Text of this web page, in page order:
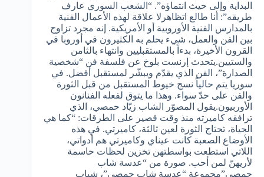
البداية وإلى حيث انتماؤه”. “الشعب السوري عارف
طريقه”: أنا طالع اتظاهرلا علاقة لهذه الأعمال الفنية
بالمدارس الفنية الأوروبية أو الأمريكية. إنه مجرد تزاوج
بين الفن والعمل، شيء يحلم به الكثيرون في أوروبا في
القرون الأخيرة، بدءاً بالمستقبليين وانتهاء بالثامن
والستيين.يتحدث إرنست بلوخ عن فلسفة فن “شخصية
الصدارة”، الفن الذي يقدّم ويبشّر لمستقبل أفضل. في
سوريا يتم حالياً نسج خيوط المستقبل من قبل الثورة
والفن على حدّ سواء. وهذا ما يتوق لفعله الفنانون
الأوربيون.يقول المصوّر الشاب زيّاد حمصي، الذي
ترافقه كاميرته منذ وقت قصير على الطرقات: “كما هي
الحياة، تحتاج الثورة لعين ثالثة، كاميرتي. في هذه
الأوضاع الصعبة كانت عيناي وكاميرتي هم أدواتي،
اللاتي استطعت بواسطتهن تخزين لحظات حاسمة
لأريهنّ لمن أحب. صورة من “عدسة شاب
حمصي”مجموعة “عدسة شاب حمصي”، شباب